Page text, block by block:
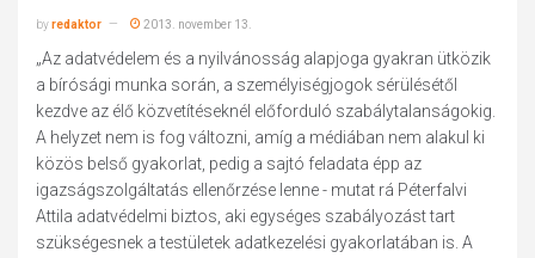
byredaktor 2013. november 13.
„Az adatvédelem és a nyilvánosság alapjoga gyakran ütközik
a bírósági munka során, a személyiségjogok sérülésétől
kezdve az élő közvetítéseknél előforduló szabálytalanságokig.
A helyzet nem is fog változni, amíg a médiában nem alakul ki
közös belső gyakorlat, pedig a sajtó feladata épp az
igazságszolgáltatás ellenőrzése lenne - mutat rá Péterfalvi
Attila adatvédelmi biztos, aki egységes szabályozást tart
szükségesnek a testületek adatkezelési gyakorlatában is. A